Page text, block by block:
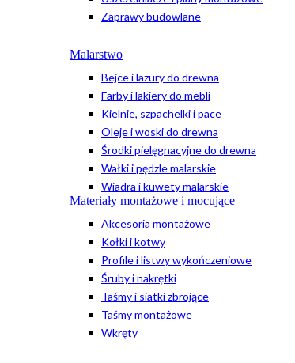
Zaprawy budowlane
Malarstwo
Bejce i lazury do drewna
Farby i lakiery do mebli
Kielnie, szpachelki i pace
Oleje i woski do drewna
Środki pielęgnacyjne do drewna
Wałki i pędzle malarskie
Wiadra i kuwety malarskie
Materiały montażowe i mocujące
Akcesoria montażowe
Kołki i kotwy
Profile i listwy wykończeniowe
Śruby i nakrętki
Taśmy i siatki zbrojące
Taśmy montażowe
Wkręty